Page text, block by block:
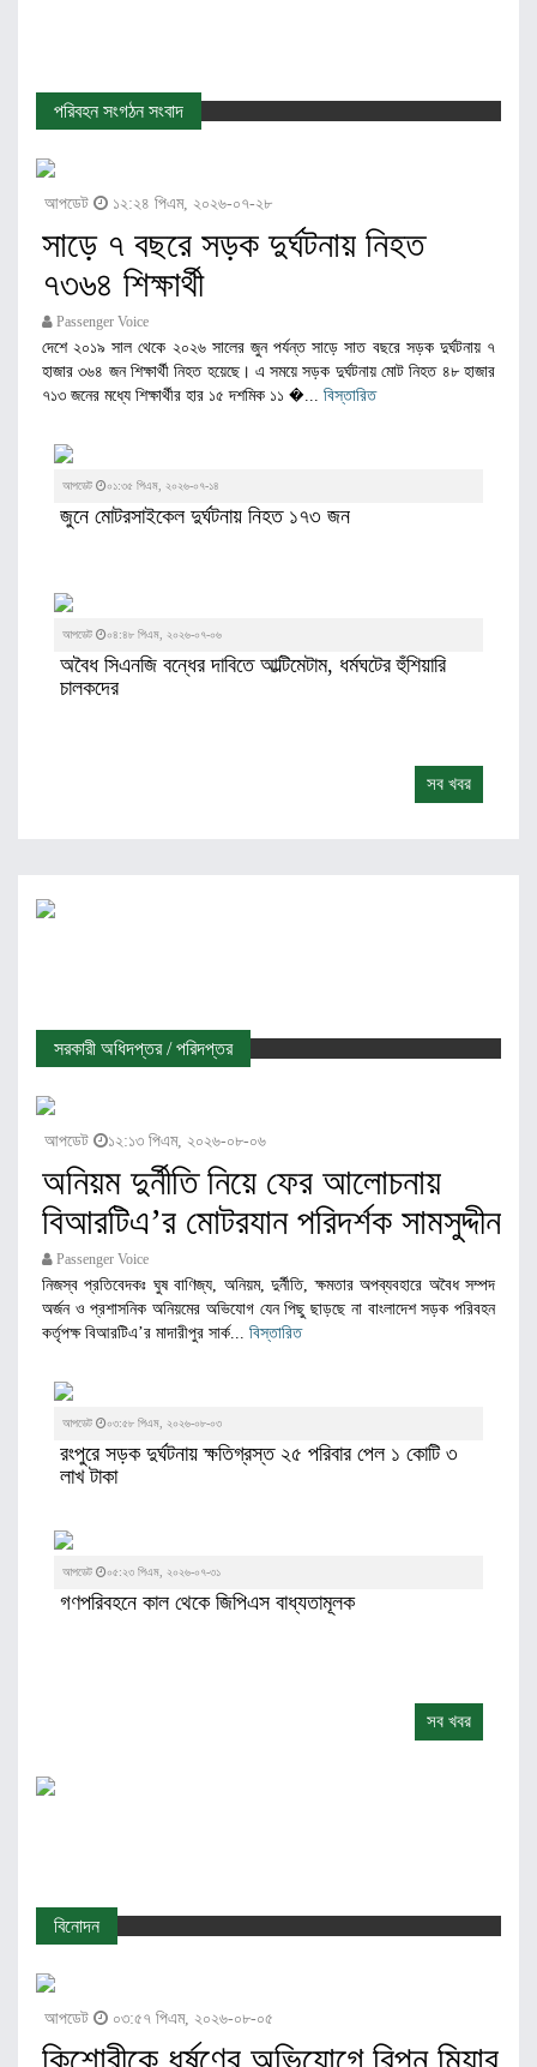
পরিবহন সংগঠন সংবাদ
আপডেট ১২:২৪ পিএম, ২০২৬-০৭-২৮
সাড়ে ৭ বছরে সড়ক দুর্ঘটনায় নিহত
৭৩৬৪ শিক্ষার্থী
Passenger Voice
দেশে ২০১৯ সাল থেকে ২০২৬ সালের জুন পর্যন্ত সাড়ে সাত বছরে সড়ক দুর্ঘটনায় ৭
হাজার ৩৬৪ জন শিক্ষার্থী নিহত হয়েছে। এ সময়ে সড়ক দুর্ঘটনায় মোট নিহত ৪৮ হাজার
৭১৩ জনের মধ্যে শিক্ষার্থীর হার ১৫ দশমিক ১১ �... বিস্তারিত
আপডেট ০১:৩৫ পিএম, ২০২৬-০৭-১৪
জুনে মোটরসাইকেল দুর্ঘটনায় নিহত ১৭৩ জন
আপডেট ০৪:৪৮ পিএম, ২০২৬-০৭-০৬
অবৈধ সিএনজি বন্ধের দাবিতে আল্টিমেটাম, ধর্মঘটের হুঁশিয়ারি
চালকদের
সব খবর
সরকারী অধিদপ্তর / পরিদপ্তর
আপডেট ১২:১৩ পিএম, ২০২৬-০৮-০৬
অনিয়ম দুর্নীতি নিয়ে ফের আলোচনায়
বিআরটিএ’র মোটরযান পরিদর্শক সামসুদ্দীন
Passenger Voice
নিজস্ব প্রতিবেদকঃ ঘুষ বাণিজ্য, অনিয়ম, দুর্নীতি, ক্ষমতার অপব্যবহারে অবৈধ সম্পদ
অর্জন ও প্রশাসনিক অনিয়মের অভিযোগ যেন পিছু ছাড়ছে না বাংলাদেশ সড়ক পরিবহন
কর্তৃপক্ষ বিআরটিএ’র মাদারীপুর সার্ক... বিস্তারিত
আপডেট ০৩:৫৮ পিএম, ২০২৬-০৮-০৩
রংপুরে সড়ক দুর্ঘটনায় ক্ষতিগ্রস্ত ২৫ পরিবার পেল ১ কোটি ৩
লাখ টাকা
আপডেট ০৫:২৩ পিএম, ২০২৬-০৭-৩১
গণপরিবহনে কাল থেকে জিপিএস বাধ্যতামূলক
সব খবর
বিনোদন
আপডেট ০৩:৫৭ পিএম, ২০২৬-০৮-০৫
কিশোরীকে ধর্ষণের অভিযোগে রিপন মিয়ার